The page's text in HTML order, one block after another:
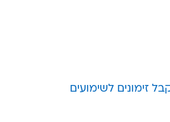
זימונים לשימועים